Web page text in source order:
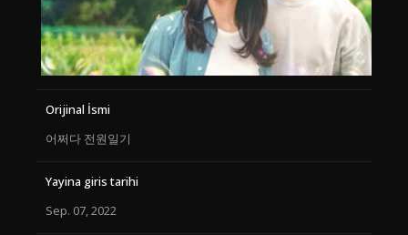
Orijinal İsmi
어쩌다 전원일기
Yayina giris tarihi
Sep. 07, 2022